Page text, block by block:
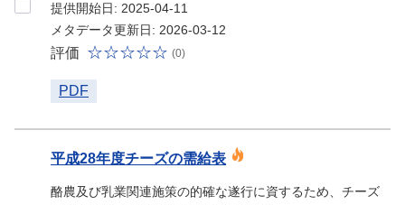
提供開始日: 2025-04-11
メタデータ更新日: 2026-03-12
評価 (0)
PDF
平成28年度チーズの需給表
酪農及び乳業関連施策の的確な遂行に資するため、チーズ